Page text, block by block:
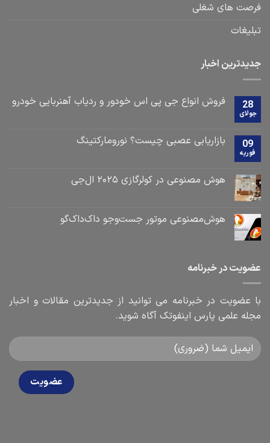
فرصت های شغلی
تبلیغات
جدیدترین اخبار
28
جولای
فروش انواع جی پی اس خودور و ردیاب آهنربایی خودرو
09
فوریه
بازاریابی عصبی چیست؟ نورومارکتینگ
هوش مصنوعی در کولرگازی ۲۰۲۵ ال‌جی
هوش‌مصنوعی موتور جست‌و‌جو داک‌داک‌گو
عضویت در خبرنامه
با عضویت در خبرنامه می توانید از جدیدترین مقالات و اخبار
مجله علمی پارس اینفوتک آگاه شوید.